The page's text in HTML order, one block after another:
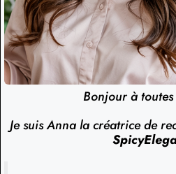
Bonjour à
Je suis Anna la créatrice de